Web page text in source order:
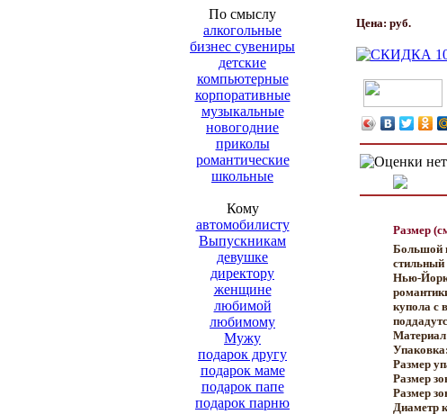
По смыслу
алкогольные
бизнес сувениры
детские
компьютерные
корпоративные
музыкальные
новогодние
приколы
романтические
школьные
Кому
автомобилисту
Выпускникам
девушке
директору
женщине
любимой
любимому
Мужу
подарок другу
подарок маме
подарок папе
подарок парню
Цена: руб.
Размер
Большой
Нью-
купола с
Размер
Размер
Размер
Диаметр